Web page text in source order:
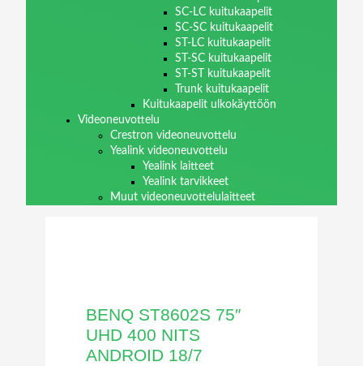
SC-LC kuitukaapelit
SC-SC kuitukaapelit
ST-LC kuitukaapelit
ST-SC kuitukaapelit
ST-ST kuitukaapelit
Trunk kuitukaapelit
Kuitukaapelit ulkokäyttöön
Videoneuvottelu
Crestron videoneuvottelu
Yealink videoneuvottelu
Yealink laitteet
Yealink tarvikkeet
Muut videoneuvottelulaitteet
BENQ ST8602S 75″
UHD 400 NITS
ANDROID 18/7